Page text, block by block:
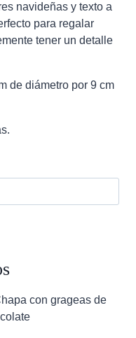
navideñas y texto a
para regalar
tener un detalle
de diámetro por 9 cm